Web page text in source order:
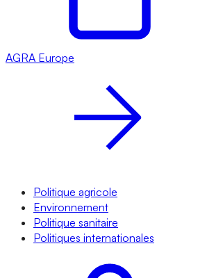
AGRA Europe
Politique agricole
Environnement
Politique sanitaire
Politiques internationales